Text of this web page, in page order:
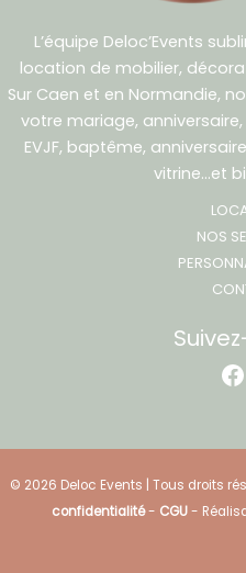
L’équipe Deloc’Events
location de mobilier,
Sur Caen et en Normandie,
votre mariage,
EVJF, baptême,
vitrine…et
NOS
© 2026 Deloc Events | Tous droits
confidentialité- CGU-